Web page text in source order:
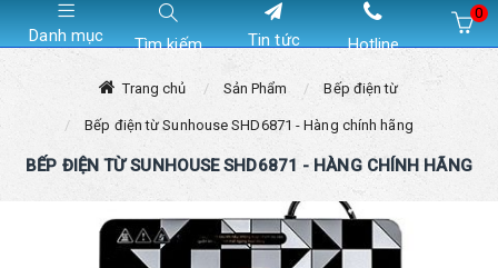
Danh mục Tìm kiếm Tin tức Hotline
0
Trang chủ Sản Phẩm Bếp điện từ
Bếp điện từ Sunhouse SHD6871 - Hàng chính hãng
BẾP ĐIỆN TỪ SUNHOUSE SHD6871 - HÀNG CHÍNH HÃNG